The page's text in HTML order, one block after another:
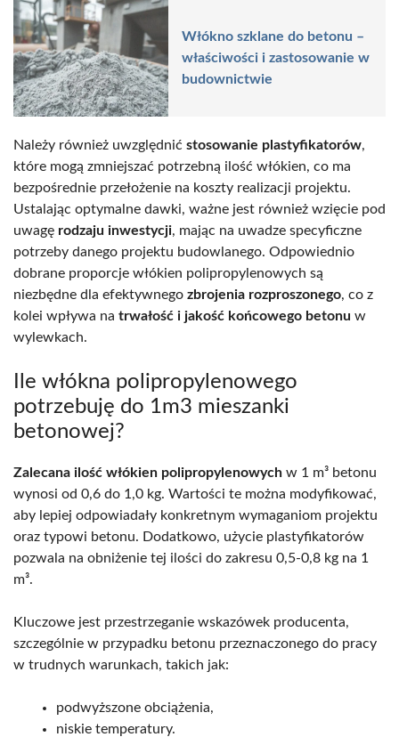
Włókno szklane do betonu –
właściwości i zastosowanie w
budownictwie
Należy również uwzględnić stosowanie plastyfikatorów,
które mogą zmniejszać potrzebną ilość włókien, co ma
bezpośrednie przełożenie na koszty realizacji projektu.
Ustalając optymalne dawki, ważne jest również wzięcie pod
uwagę rodzaju inwestycji, mając na uwadze specyficzne
potrzeby danego projektu budowlanego. Odpowiednio
dobrane proporcje włókien polipropylenowych są
niezbędne dla efektywnego zbrojenia rozproszonego, co z
kolei wpływa na trwałość i jakość końcowego betonu w
wylewkach.
Ile włókna polipropylenowego
potrzebuję do 1m3 mieszanki
betonowej?
Zalecana ilość włókien polipropylenowych w 1 m³ betonu
wynosi od 0,6 do 1,0 kg. Wartości te można modyfikować,
aby lepiej odpowiadały konkretnym wymaganiom projektu
oraz typowi betonu. Dodatkowo, użycie plastyfikatorów
pozwala na obniżenie tej ilości do zakresu 0,5-0,8 kg na 1
m³.
Kluczowe jest przestrzeganie wskazówek producenta,
szczególnie w przypadku betonu przeznaczonego do pracy
w trudnych warunkach, takich jak:
podwyższone obciążenia,
niskie temperatury.